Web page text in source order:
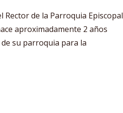
Rector de la Parroquia Episcopal
aproximadamente 2 años
su parroquia para la